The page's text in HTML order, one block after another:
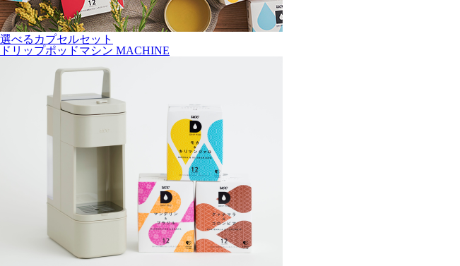
選べるカプセルセット
ドリップポッドマシン MACHINE